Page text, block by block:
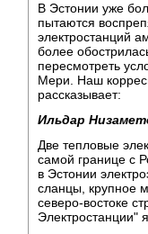
В Эстонии уже
пытаются
электростанций
более
пересмотреть
Мери. Наш
рассказывает:
Ильдар
Две тепловые
самой границе с
в Эстонии
сланцы, крупное
северо-востоке
Электростанции"